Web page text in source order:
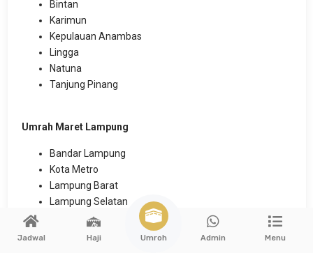
Bintan
Karimun
Kepulauan Anambas
Lingga
Natuna
Tanjung Pinang
Umrah Maret Lampung
Bandar Lampung
Kota Metro
Lampung Barat
Lampung Selatan
Lampung Tengah
Lampung Timur
Jadwal Haji Umroh Admin Menu